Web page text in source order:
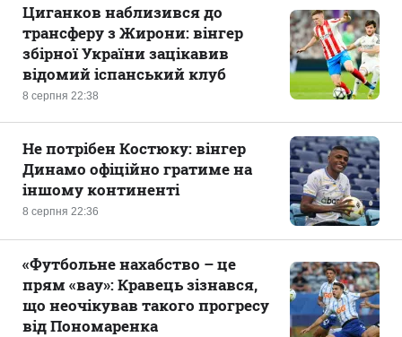
8 серпня 22:38
Циганков наблизився до
трансферу з Жирони: вінгер
збірної України зацікавив
відомий іспанський клуб
8 серпня 22:36
Не потрібен Костюку: вінгер
Динамо офіційно гратиме на
іншому континенті
«Футбольне нахабство – це
прям «вау»: Кравець зізнався,
що неочікував такого прогресу
від Пономаренка